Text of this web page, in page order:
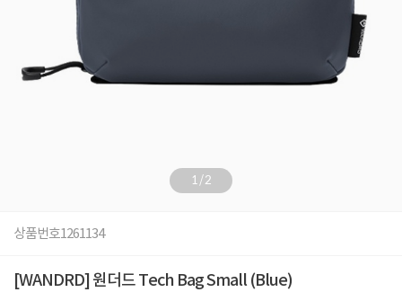
1/2
상품번호1261134
[WANDRD] 원더드 Tech Bag Small (Blue)